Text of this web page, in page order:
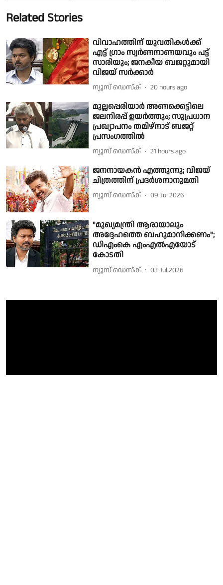
Related Stories
വിവാഹത്തിന് യുവതികൾക്ക്
എട്ട് ഗ്രാം സ്വർണനാണയവും പട്ട്
സാരിയും; ജനകീയ ബജറ്റുമായി
വിജയ് സർക്കാർ
ന്യൂസ് ഡെസ്ക് 20 hours ago
മുല്ലപ്പെരിയാർ അണക്കെട്ടിലെ
ജലനിരപ്പ് ഉയർത്തും; സുപ്രധാന
പ്രഖ്യാപനം തമിഴ്നാട് ബജറ്റ്
പ്രസംഗത്തിൽ
ന്യൂസ് ഡെസ്ക് 21 hours ago
ജനനായകൻ എത്തുന്നു; വിജയ്
ചിത്രത്തിന് പ്രദർശനാനുമതി
ന്യൂസ് ഡെസ്ക് 09 Jul 2026
"മുഖ്യമന്ത്രി ആരായാലും
അദ്ദേഹത്തെ ബഹുമാനിക്കണം";
ഡിഎംകെ എംഎല്‍എയോട്
കോടതി
ന്യൂസ് ഡെസ്ക് 03 Jul 2026